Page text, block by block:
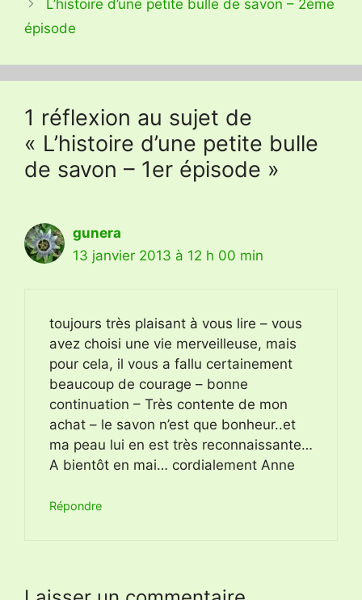
L’histoire d’une petite bulle de savon – 2ème
épisode
1 réflexion au sujet de
« L’histoire d’une petite bulle
de savon – 1er épisode »
gunera
13 janvier 2013 à 12 h 00 min
toujours très plaisant à vous lire – vous
avez choisi une vie merveilleuse, mais
pour cela, il vous a fallu certainement
beaucoup de courage – bonne
continuation – Très contente de mon
achat – le savon n’est que bonheur..et
ma peau lui en est très reconnaissante…
A bientôt en mai… cordialement Anne
Répondre